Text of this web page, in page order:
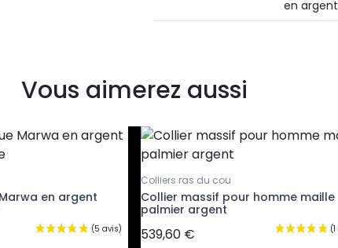
en argent
Vous aimerez aussi
en argent
Colliers ras du cou
Collier massif pour homme maille
palmier argent
539,60 €